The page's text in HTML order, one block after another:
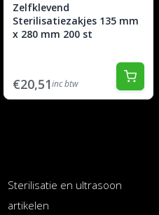
Zelfklevend
Sterilisatiezakjes 135 mm
x 280 mm 200 st
€20,51inc btw
Sterilisatie en ultrasoon
artikelen